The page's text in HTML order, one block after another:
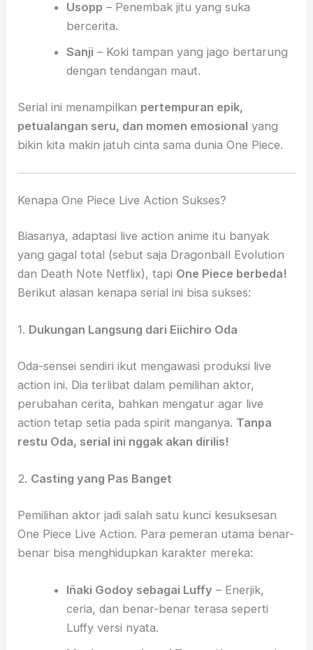
Usopp – Penembak jitu yang suka
bercerita.
Sanji – Koki tampan yang jago bertarung
dengan tendangan maut.
Serial ini menampilkan pertempuran epik,
petualangan seru, dan momen emosional yang
bikin kita makin jatuh cinta sama dunia One Piece.
Kenapa One Piece Live Action Sukses?
Biasanya, adaptasi live action anime itu banyak
yang gagal total (sebut saja Dragonball Evolution
dan Death Note Netflix), tapi One Piece berbeda!
Berikut alasan kenapa serial ini bisa sukses:
1. Dukungan Langsung dari Eiichiro Oda
Oda-sensei sendiri ikut mengawasi produksi live
action ini. Dia terlibat dalam pemilihan aktor,
perubahan cerita, bahkan mengatur agar live
action tetap setia pada spirit manganya. Tanpa
restu Oda, serial ini nggak akan dirilis!
2. Casting yang Pas Banget
Pemilihan aktor jadi salah satu kunci kesuksesan
One Piece Live Action. Para pemeran utama benar-
benar bisa menghidupkan karakter mereka:
Iñaki Godoy sebagai Luffy – Enerjik,
ceria, dan benar-benar terasa seperti
Luffy versi nyata.